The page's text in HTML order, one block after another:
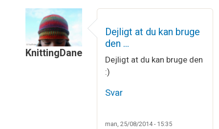
KnittingDane
strikkeordbogafdorte ettner
Dejligt at du kan bruge
den …
Dejligt at du kan bruge den
:)
Svar
man, 25/08/2014 - 15:35